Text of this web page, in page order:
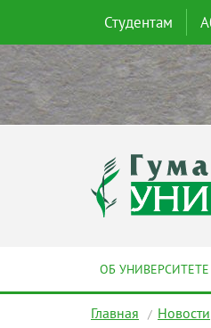
Студентам
ОБ УНИВЕРСИТЕТЕ
Главная Новости